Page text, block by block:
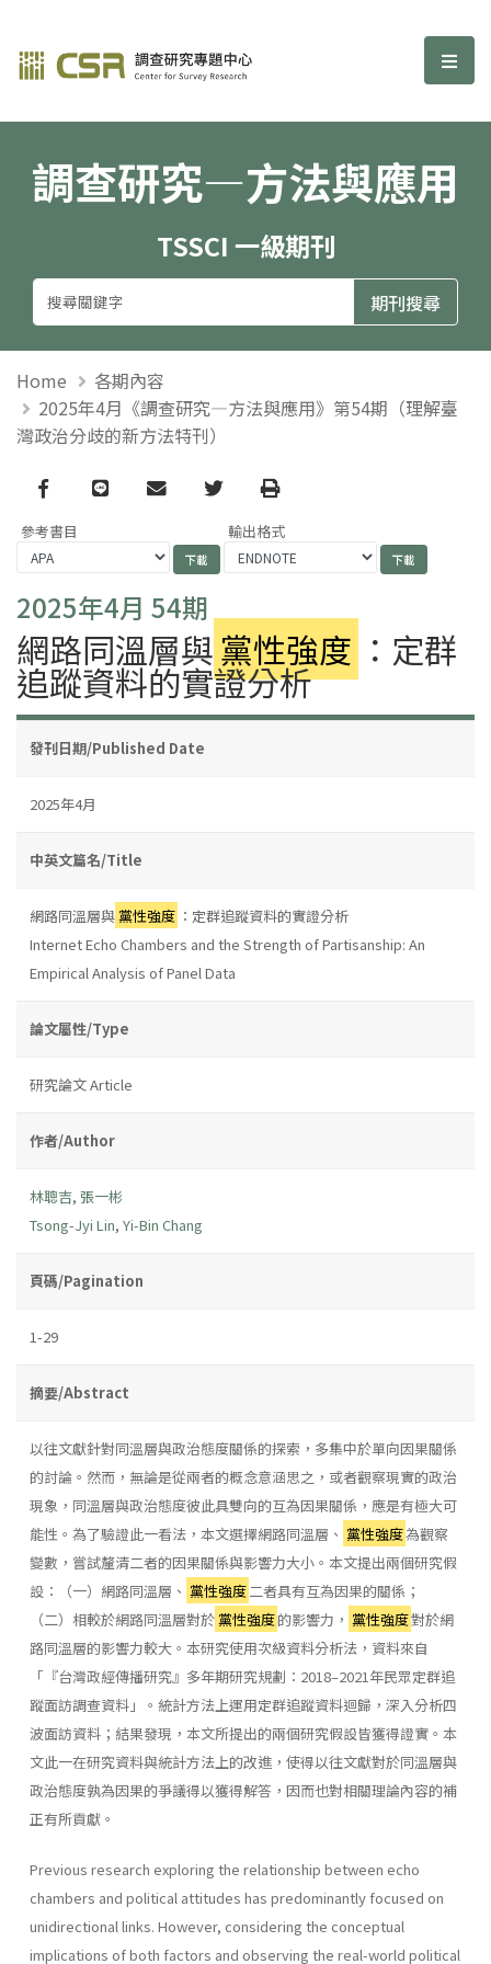
調查研究—方法與應用期刊 選
調查研究—方法與應用
TSSCI 一級期刊
Home
各期內容
2025年4月《調查研究—方法與應用》第54期（理解臺
灣政治分歧的新方法特刊）
Facebook
line email TwitterPrint
參考書目 輸出格式
2025年4月 54期
網路同溫層與黨性強度 ：定群
追蹤資料的實證分析
發刊日期/Published Date
2025年4月
中英文篇名/Title
網路同溫層與黨性強度 ：定群追蹤資料的實證分析
Internet Echo Chambers and the Strength of Partisanship: An
Empirical Analysis of Panel Data
論文屬性/Type
研究論文 Article
作者/Author
林聰吉, 張一彬
Tsong-Jyi Lin, Yi-Bin Chang
頁碼/Pagination
1-29
摘要/Abstract
以往文獻針對同溫層與政治態度關係的探索，多集中於單向因果關係
的討論。然而，無論是從兩者的概念意涵思之，或者觀察現實的政治
現象，同溫層與政治態度彼此具雙向的互為因果關係，應是有極大可
能性。為了驗證此一看法，本文選擇網路同溫層、 黨性強度為觀察
變數，嘗試釐清二者的因果關係與影響力大小。本文提出兩個研究假
設：（一）網路同溫層、 黨性強度 二者具有互為因果的關係；
（二）相較於網路同溫層對於黨性強度的影響力， 黨性強度對於網
路同溫層的影響力較大。本研究使用次級資料分析法，資料來自
「『台灣政經傳播研究』多年期研究規劃：2018–2021年民眾定群追
蹤面訪調查資料」。統計方法上運用定群追蹤資料迴歸，深入分析四
波面訪資料；結果發現，本文所提出的兩個研究假設皆獲得證實。本
文此一在研究資料與統計方法上的改進，使得以往文獻對於同溫層與
政治態度孰為因果的爭議得以獲得解答，因而也對相關理論內容的補
正有所貢獻。
Previous research exploring the relationship between echo
chambers and political attitudes has predominantly focused on
unidirectional links. However, considering the conceptual
implications of both factors and observing the real-world political